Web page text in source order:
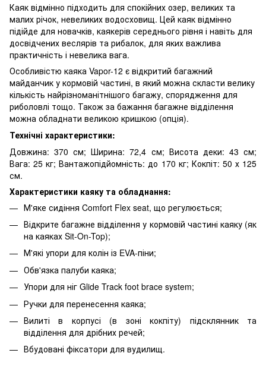
Каяк відмінно підходить для спокійних озер, великих та
малих річок, невеликих водосховищ. Цей каяк відмінно
підійде для новачків, каякерів середнього рівня і навіть для
досвідчених веслярів та рибалок, для яких важлива
практичність і невелика вага.
Особливістю каяка Vapor-12 є відкритий багажний
майданчик у кормовій частині, в який можна скласти велику
кількість найрізноманітнішого багажу, спорядження для
риболовлі тощо. Також за бажання багажне відділення
можна обладнати великою кришкою (опція).
Технічні характеристики:
Довжина: 370 см; Ширина: 72,4 см; Висота деки: 43 см;
Вага: 25 кг; Вантажопідйомність: до 170 кг; Кокпіт: 50 х 125
см.
Характеристики каяку та обладнання:
М'яке сидіння Comfort Flex seat, що регулюється;
Відкрите багажне відділення у кормовій частині каяку (як
на каяках Sit-On-Top);
М'які упори для колін із EVA-піни;
Обв'язка палуби каяка;
Упори для ніг Glide Track foot brace system;
Ручки для перенесення каяка;
Вилиті в корпусі (в зоні кокпіту) підсклянник та
відділення для дрібних речей;
Вбудовані фіксатори для вудилищ.